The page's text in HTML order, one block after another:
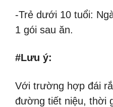
-Trẻ dưới 10 tuổi:
1 gói sau ăn.
#Lưu ý:
Với trường hợp đái
đường tiết niệu, thời